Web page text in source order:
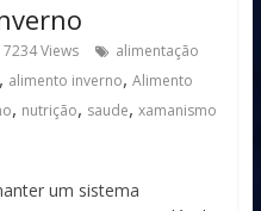
7234 Views
alimentação
, alimento inverno, Alimento
, nutrição, saude, xamanismo
um sistema